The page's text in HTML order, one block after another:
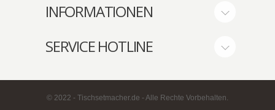
INFORMATIONEN
SERVICE HOTLINE
© 2022 - Tischsetmacher.de - Alle Rechte Vorbehalten.